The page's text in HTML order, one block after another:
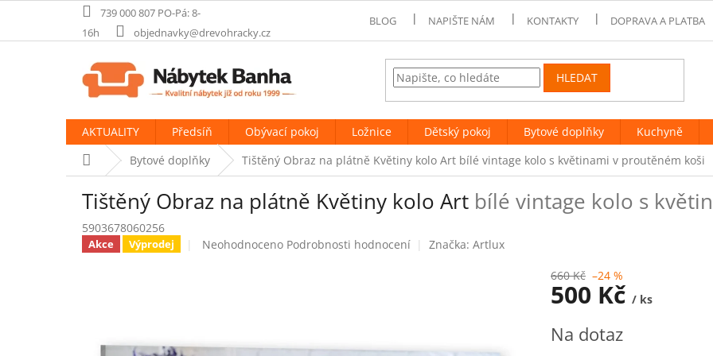
obsah
739 000 807 PO-Pá: 8-
16h
objednavky@drevohracky.cz
BLOG NAPIŠTE NÁM KONTAKTY DOPRAVA A PLATBA
HLEDAT
AKTUALITY Předsíň Obývací pokoj Ložnice Dětský pokoj Bytové doplňky Kuchyně
Domů Bytové doplňky Tištěný Obraz na plátně Květiny kolo Art bílé vintage kolo s květinami v proutěném koši
Tištěný Obraz na plátně Květiny kolo Art bílé vintage kolo s
5903678060256
Akce Výprodej
Průměrné
hvězdiček.
Neohodnoceno Podrobnosti hodnocení Značka: Artlux
660 Kč –24 %
500 Kč / ks
cena:
Na dotaz